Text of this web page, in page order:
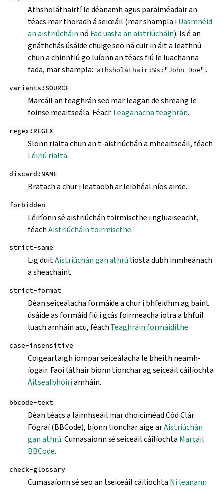
Athsholáthairtí le déanamh agus paraiméadair an
téacs mar thoradh á seiceáil (mar shampla iUasmhéid
an aistriúcháin nó Fad uasta an aistriúcháin). Is é an
gnáthchás úsáide chuige seo ná cuir in áit a leathnú
chun a chinntiú go luíonn an téacs fiú le luachanna
fada, mar shampla: athsholáthair:%s:"John Doe" .
variants:SOURCE
Marcáil an teaghrán seo mar leagan de shreang le
foinse meaitseála. Féach Leaganacha teaghrán.
regex:REGEX
Slonn rialta chun an t-aistriúchán a mheaitseáil, féach
Léiriú rialta.
discard:NAME
Bratach a chur i leataobh ar leibhéal níos airde.
forbidden
Léiríonn sé aistriúchán toirmiscthe i ngluaiseacht,
féachAistriúcháin toirmiscthe.
strict-same
Lig duitAistriúchán gan athrú liosta dubh inmheánach
a sheachaint.
strict-format
Déan seiceálacha formáide a chur i bhfeidhm ag baint
úsáide as formáid fiú i gcás foirmeacha iolra a bhfuil
luach amháin acu, féach Teaghráin formáidithe.
case-insensitive
Coigeartaigh iompar seiceálacha le bheith neamh-
íogair. Faoi láthair bíonn tionchar ag seiceáil cáilíochta
Áitsealbhóiríamháin.
bbcode-text
Déan téacs a láimhseáil mar dhoiciméad Cód Clár
Fógraí (BBCode), bíonn tionchar aige arAistriúchán
gan athrú. Cumasaíonn sé seiceáil cáilíochta Marcáil
BBCode.
check-glossary
Cumasaíonn sé seo an tseiceáil cáilíochta Ní leanann